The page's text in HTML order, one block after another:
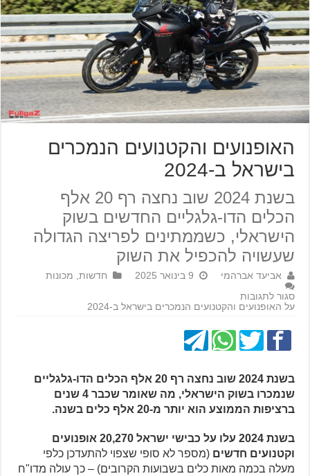
האופנועים והקטנועים הנמכרים
בישראל ב-2024
בשנת 2024 שוב נחצה רף 20 אלף
הכלים הדו-גלגליים החדשים בשוק
הישראלי, כשממתינים לפריצה הגדולה
שעשויה להכפיל את השוק
אביעד אברהמי 9 בינואר 2025 חדשות, מכונות
סגור לתגובות
על האופנועים והקטנועים הנמכרים בישראל ב-2024
בשנת 2024 שוב נחצה רף 20 אלף הכלים הדו-גלגליים
שנמכרו בשוק הישראלי, מה שאומר שכבר 4 שנים
ברציפות הממוצע הוא יותר מ-20 אלף כלים בשנה.
בשנת 2024 עלו על כבישי ישראל 20,270 אופנועים
וקטנועים חדשים (מספר לא סופי שצפוי להתעדכן כלפי
מעלה בכמה מאות כלים בשבועות הקרובים) – כך עולה מדו"ח